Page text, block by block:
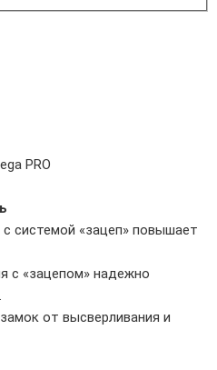
PRO
системой «зацеп» повышает
с «зацепом» надежно
от высверливания и